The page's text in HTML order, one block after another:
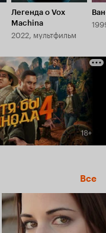
Легенда о Vox
Machina
2022, мультфильм
Все